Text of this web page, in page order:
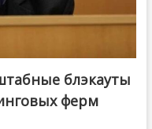
блэкауты
ферм